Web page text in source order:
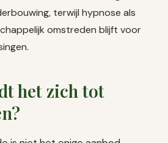
terwijl hypnose als
omstreden blijft voor
het zich tot